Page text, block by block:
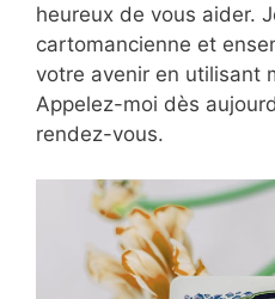
heureux de vous aider.
cartomancienne et
votre avenir en utilisant
Appelez-moi dès
rendez-vous.